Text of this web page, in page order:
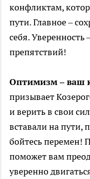
конфликтам,
пути. Главное –
себя. Уверенность
препятствий!
Оптимизм – ваш
призывает
и верить в свои
вставали на пути,
бойтесь перемен!
поможет вам
уверенно